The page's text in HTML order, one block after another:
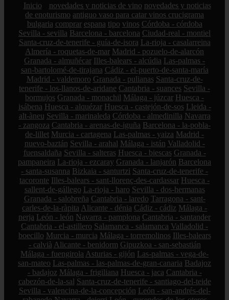
Inicio novedades y noticias de vino novedades y noticias
de enoturismo antiguo vaso para catar vinos crucigrama
bulgaria comprar espana tipo vinos Córdoba - córdoba
Sevilla - sevilla Barcelona - barcelona Ciudad-real - montiel
Santa-cruz-de-tenerife - guía-de-isora La-rioja - casalarreina
Almería - roquetas-de-mar Madrid - pozuelo-de-alarcón
Granada - almuñécar Illes-balears - alcúdia Las-palmas -
san-bartolomé-de-tirajana Cádiz - el-puerto-de-santa-maría
Madrid - valdemoro Granada - pulianas Santa-cruz-de-
tenerife - los-llanos-de-aridane Cantabria - suances Sevilla -
bormujos Granada - monachil Málaga - júzcar Huesca -
isábena Huesca - alquézar Huesca - castejón-de-sos Lleida -
alt-àneu Sevilla - marinaleda Córdoba - almedinilla Navarra
- zangoza Cantabria - arenas-de-iguña Barcelona - la-pobla-
de-lillet Murcia - cartagena Las-palmas - yaiza Madrid -
nuevo-baztán Sevilla - arahal Málaga - istán Valladolid -
fuensaldaña Sevilla - salteras Huesca - biescas Granada -
pampaneira La-rioja - ezcaray Granada - lanjarón Barcelona
- santa-susanna Bizkaia - santurtzi Santa-cruz-de-tenerife -
tacoronte Illes-balears - sant-llorenç-des-cardassar Huesca -
sallent-de-gállego La-rioja - haro Sevilla - dos-hermanas
Granada - salobreña Cantabria - laredo Tarragona - sant-
carles-de-la-ràpita Alicante - dénia Cádiz - cádiz Málaga -
nerja León - león Navarra - pamplona Cantabria - santander
Cantabria - el-astillero Salamanca - salamanca Valladolid -
boecillo Murcia - murcia Málaga - torremolinos Illes-balears
- calvià Alicante - benidorm Gipuzkoa - san-sebastián
Málaga - fuengirola Asturias - gijón Las-palmas - vega-de-
san-mateo Las-palmas - las-palmas-de-gran-canaria Badajoz
- badajoz Málaga - frigiliana Huesca - jaca Cantabria -
cabezón-de-la-sal Santa-cruz-de-tenerife - santiago-del-teide
Sevilla - valencina-de-la-concepción León - san-andrés-del-